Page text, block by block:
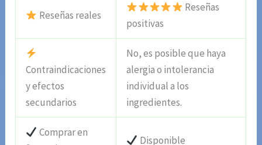
Reseñas reales
Reseñas
positivas
Contraindicaciones
y efectos
secundarios
No, es posible que haya
alergia o intolerancia
individual a los
ingredientes.
Comprar en
Disponible